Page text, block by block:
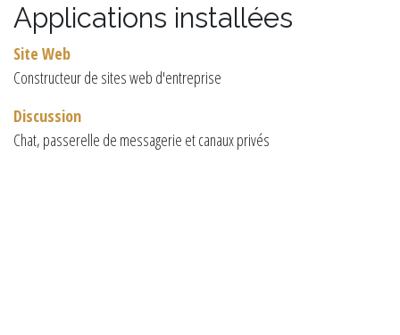
Applications installées
Site Web
Constructeur de sites web d'entreprise
Discussion
Chat, passerelle de messagerie et canaux privés